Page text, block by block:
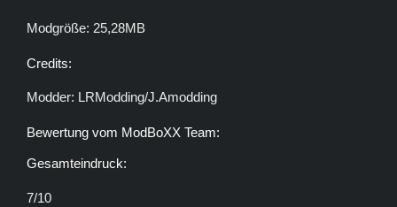
Modgröße: 25,28MB
Credits:
Modder: LRModding/J.Amodding
Bewertung vom ModBoXX Team:
Gesamteindruck:
7/10